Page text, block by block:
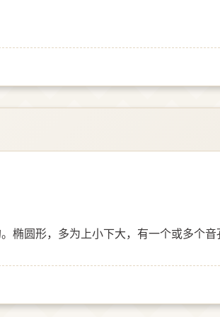
椭圆形，多为上小下大，有一个或多个音